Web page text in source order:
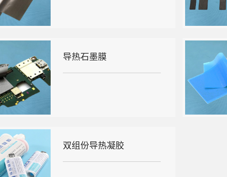
导热石墨膜
双组份导热凝胶